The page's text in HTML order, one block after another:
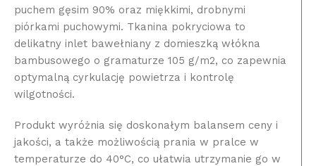
puchem gęsim 90% oraz miękkimi, drobnymi
piórkami puchowymi. Tkanina pokryciowa to
delikatny inlet bawełniany z domieszką włókna
bambusowego o gramaturze 105 g/m2, co zapewnia
optymalną cyrkulację powietrza i kontrolę
wilgotności.
Produkt wyróżnia się doskonałym balansem ceny i
jakości, a także możliwością prania w pralce w
temperaturze do 40°C, co ułatwia utrzymanie go w